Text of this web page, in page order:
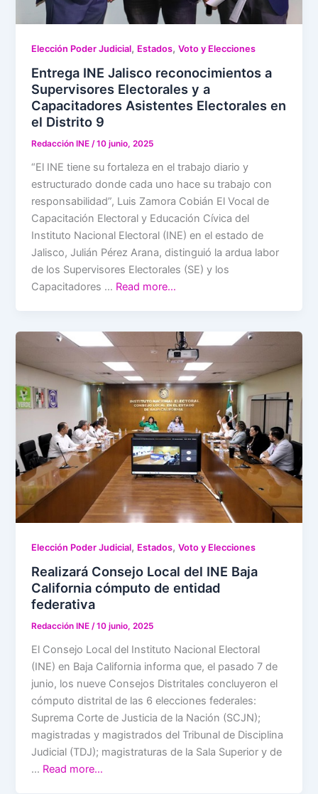
Elección Poder Judicial, Estados,Voto y Elecciones
Entrega INE Jalisco reconocimientos a
Supervisores Electorales y a
Capacitadores Asistentes Electorales en
el Distrito 9
Redacción INE/10 junio, 2025
“El INE tiene su fortaleza en el trabajo diario y
estructurado donde cada uno hace su trabajo con
responsabilidad”, Luis Zamora Cobián El Vocal de
Capacitación Electoral y Educación Cívica del
Instituto Nacional Electoral (INE) en el estado de
Jalisco, Julián Pérez Arana, distinguió la ardua labor
de los Supervisores Electorales (SE) y los
Capacitadores … Read more…
Elección Poder Judicial, Estados,Voto y Elecciones
Realizará Consejo Local del INE Baja
California cómputo de entidad
federativa
Redacción INE/10 junio, 2025
El Consejo Local del Instituto Nacional Electoral
(INE) en Baja California informa que, el pasado 7 de
junio, los nueve Consejos Distritales concluyeron el
cómputo distrital de las 6 elecciones federales:
Suprema Corte de Justicia de la Nación (SCJN);
magistradas y magistrados del Tribunal de Disciplina
Judicial (TDJ); magistraturas de la Sala Superior y de
… Read more…